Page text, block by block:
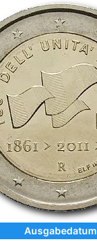
Ausgabedatum